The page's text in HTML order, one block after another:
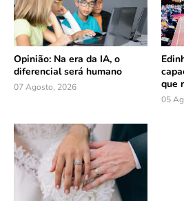
Opinião: Na era da IA, o
diferencial será humano
07 Agosto, 2026
que
05